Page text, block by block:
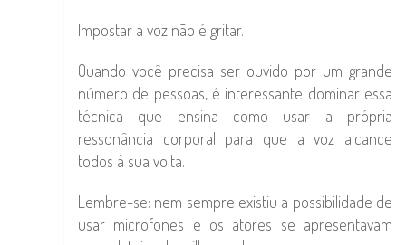
Impostar a voz não é gritar.
Quando você precisa ser ouvido por um grande
número de pessoas, é interessante dominar essa
técnica que ensina como usar a própria
ressonância corporal para que a voz alcance
todos à sua volta.
Lembre-se: nem sempre existiu a possibilidade de
usar microfones e os atores se apresentavam